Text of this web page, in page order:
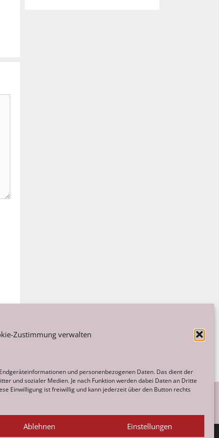
Zustimmung verwalten
und personenbezogenen Daten. Das dient der
und sozialer Medien. Je nach Funktion werden dabei Daten an Dritte
Einwilligung ist freiwillig und kann jederzeit über den Button rechts
Ablehnen Einstellungen